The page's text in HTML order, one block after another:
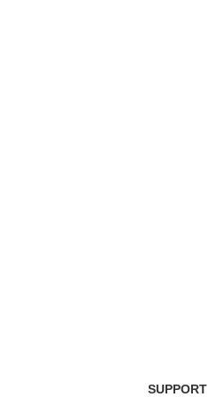
SUPPORT